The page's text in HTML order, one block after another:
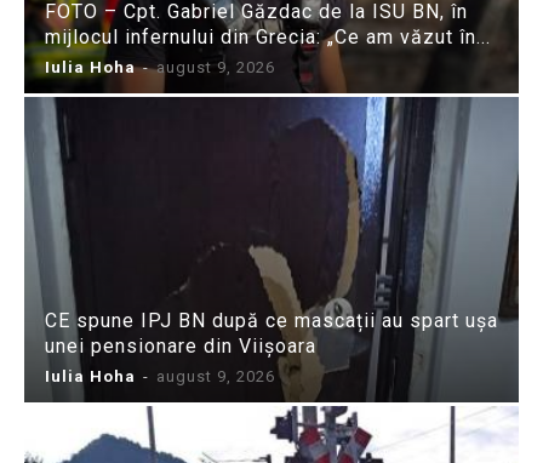
FOTO – Cpt. Gabriel Găzdac de la ISU BN, în
mijlocul infernului din Grecia: „Ce am văzut în...
Iulia Hoha - august 9, 2026
CE spune IPJ BN după ce mascații au spart ușa
unei pensionare din Viișoara
Iulia Hoha - august 9, 2026